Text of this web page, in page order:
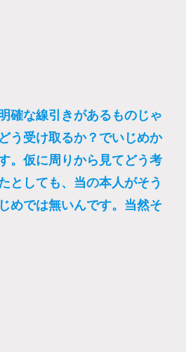
確な線引きがあるものじゃ
う受け取るか？でいじめか
。仮に周りから見てどう考
としても、当の本人がそう
めでは無いんです。当然そ